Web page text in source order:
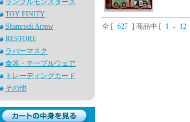
ランブルモンスターズ
TOY FINITY
Shamrock Arrow
RESTORE
ラバーマスク
食器・テーブルウェア
トレーディングカード
その他
全 [ 627 ] 商品中 [ 1 - 12